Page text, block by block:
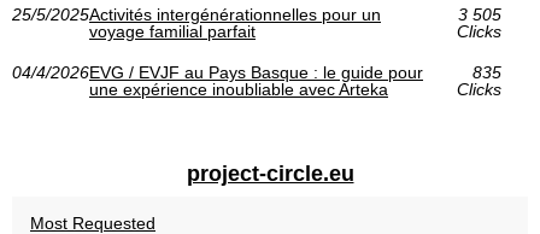
25/5/2025Activités intergénérationnelles pour un
voyage familial parfait
3 505
Clicks
04/4/2026EVG / EVJF au Pays Basque : le guide pour
une expérience inoubliable avec Arteka
835
Clicks
project-circle.eu
Most Requested